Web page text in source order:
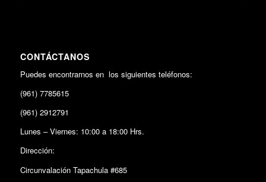
CONTÁCTANOS
Puedes encontrarnos en los siguientes teléfonos:
(961) 7785615
(961) 2912791
Lunes – Viernes: 10:00 a 18:00 Hrs.
Dirección:
Circunvalación Tapachula #685